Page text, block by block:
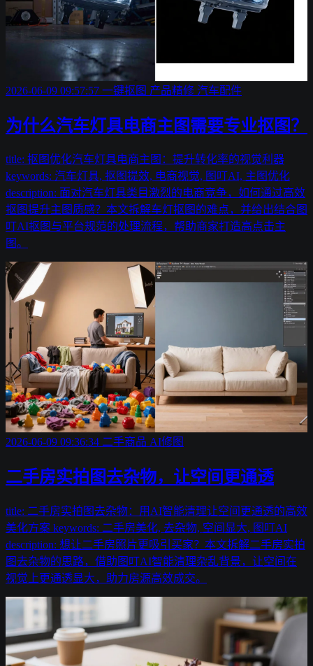
2026-06-09 09:57:57 一键抠图 产品精修 汽车配件
为什么汽车灯具电商主图需要专业抠图？
title: 抠图优化汽车灯具电商主图：提升转化率的视觉利器
keywords: 汽车灯具, 抠图提效, 电商视觉, 图叮AI, 主图优化
description: 面对汽车灯具类目激烈的电商竞争，如何通过高效
抠图提升主图质感？本文拆解车灯抠图的难点，并给出结合图
叮AI抠图与平台规范的处理流程，帮助商家打造高点击主
图。
2026-06-09 09:36:34 二手商品 AI修图
二手房实拍图去杂物，让空间更通透
title: 二手房实拍图去杂物：用AI智能清理让空间更通透的高效
美化方案 keywords: 二手房美化, 去杂物, 空间显大, 图叮AI
description: 想让二手房照片更吸引买家？本文拆解二手房实拍
图去杂物的思路，借助图叮AI智能清理杂乱背景，让空间在
视觉上更通透显大，助力房源高效成交。